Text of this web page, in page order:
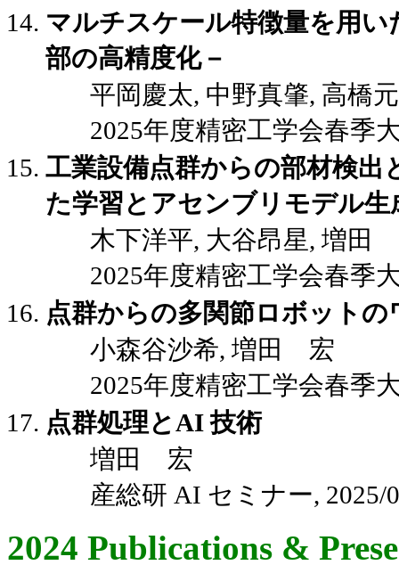
マルチスケール特徴量を用
部の高精度化－
平岡慶太, 中野真肇, 高橋
2025年度精密工学会春季
工業設備点群からの部材検出
た学習とアセンブリモデル生
木下洋平, 大谷昂星, 増田
2025年度精密工学会春季
点群からの多関節ロボット
小森谷沙希, 増田 宏
2025年度精密工学会春季
点群処理とAI 技術
増田 宏
産総研 AI セミナー, 2025/
2024 Publications &